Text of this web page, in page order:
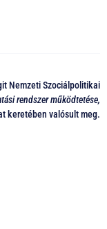
Nemzeti Szociálpolitikai
rendszer működtetése,
keretében valósult meg.